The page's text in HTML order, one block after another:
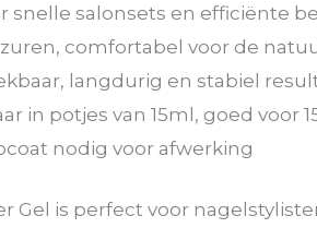
snelle salonsets en efficiënte
comfortabel voor de
langdurig en stabiel
in potjes van 15ml, goed voor
nodig voor afwerking
Gel is perfect voor